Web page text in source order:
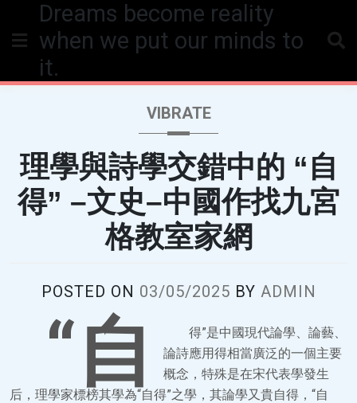
content
Dreams become reality
when we put our minds to
it.
VIBRATE
理學與詩學交錯中的 “自
得” –文史–中國作找九宮
格教室家網
POSTED ON 03/05/2025 BY ADMIN
“自
得”是中國現代論學、論藝、
論詩應用得相當廣泛的一個主要
概念，特殊是在宋代表學發生
后，理學家標榜其學為“自得”之學，其論學又貴自得，“自